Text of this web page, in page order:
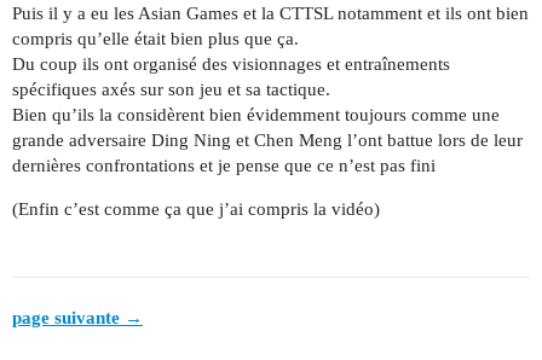
Puis il y a eu les Asian Games et la CTTSL notamment et ils ont bien
compris qu’elle était bien plus que ça.
Du coup ils ont organisé des visionnages et entraînements
spécifiques axés sur son jeu et sa tactique.
Bien qu’ils la considèrent bien évidemment toujours comme une
grande adversaire Ding Ning et Chen Meng l’ont battue lors de leur
dernières confrontations et je pense que ce n’est pas fini
(Enfin c’est comme ça que j’ai compris la vidéo)
page suivante →